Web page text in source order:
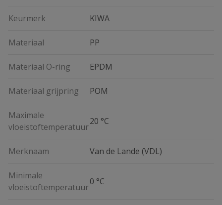
Keurmerk KIWA
Materiaal PP
Materiaal O-ring EPDM
Materiaal grijpring POM
Maximale
vloeistoftemperatuur
20 °C
Merknaam Van de Lande (VDL)
Minimale
vloeistoftemperatuur
0 °C